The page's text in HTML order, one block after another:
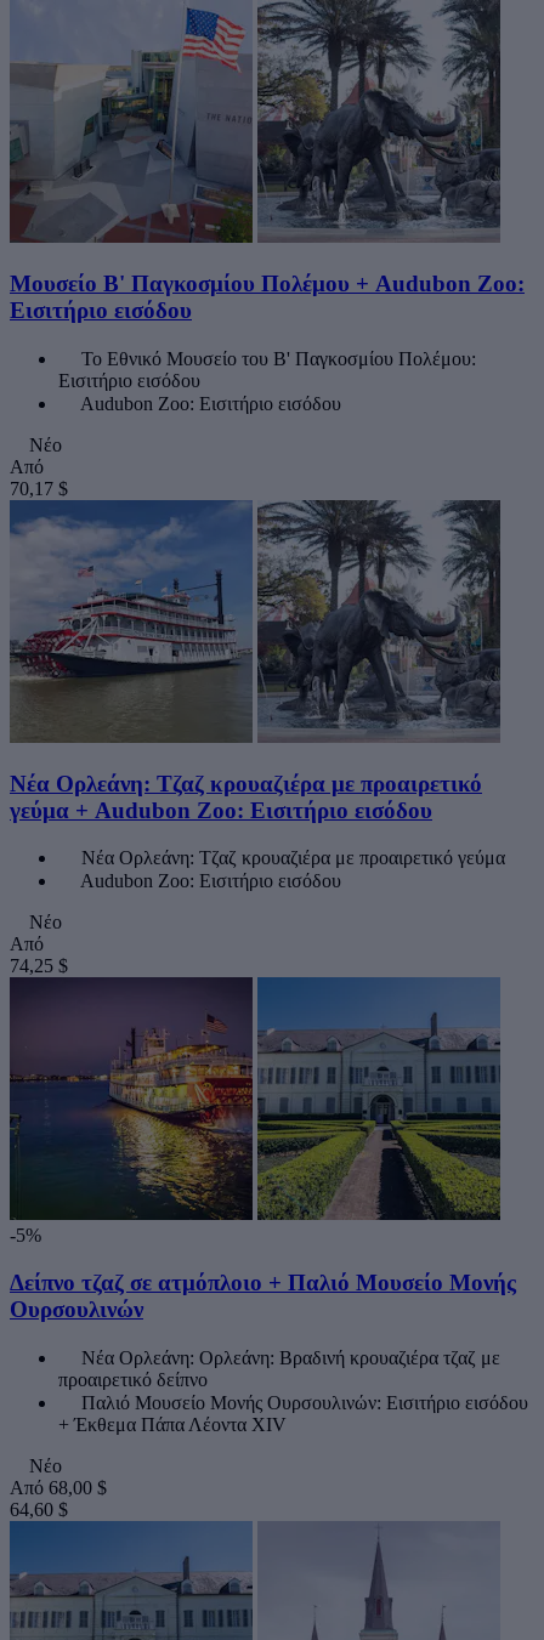
Μουσείο Β' Παγκοσμίου Πολέμου + Audubon Zoo:
Εισιτήριο εισόδου
Το Εθνικό Μουσείο του Β' Παγκοσμίου Πολέμου:
Εισιτήριο εισόδου
Audubon Zoo: Εισιτήριο εισόδου
Νέο
Από
70,17 $
Νέα Ορλεάνη: Τζαζ κρουαζιέρα με προαιρετικό
γεύμα + Audubon Zoo: Εισιτήριο εισόδου
Νέα Ορλεάνη: Τζαζ κρουαζιέρα με προαιρετικό γεύμα
Audubon Zoo: Εισιτήριο εισόδου
Νέο
Από
74,25 $
-5%
Δείπνο τζαζ σε ατμόπλοιο + Παλιό Μουσείο Μονής
Ουρσουλινών
Νέα Ορλεάνη: Ορλεάνη: Βραδινή κρουαζιέρα τζαζ με
προαιρετικό δείπνο
Παλιό Μουσείο Μονής Ουρσουλινών: Εισιτήριο εισόδου
+ Έκθεμα Πάπα Λέοντα XIV
Νέο
Από 68,00 $
64,60 $